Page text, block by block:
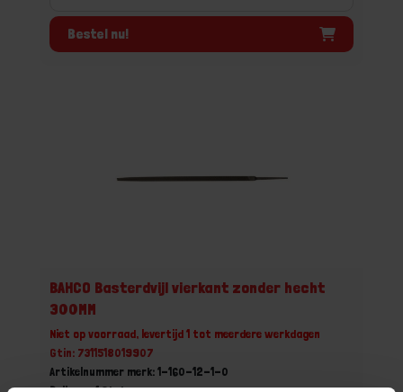
Bestel nu!
BAHCO Basterdvijl vierkant zonder hecht
300MM
Niet op voorraad, levertijd 1 tot meerdere werkdagen
Gtin: 7311518019907
Artikelnummer merk: 1-160-12-1-0